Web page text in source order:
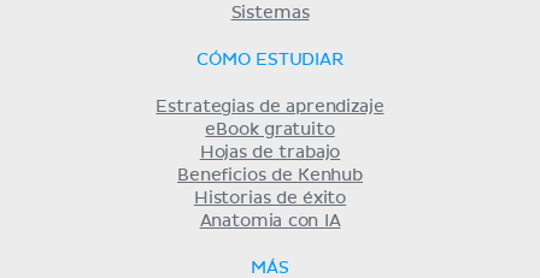
Sistemas
CÓMO ESTUDIAR
Estrategias de aprendizaje
eBook gratuito
Hojas de trabajo
Beneficios de Kenhub
Historias de éxito
Anatomia con IA
MÁS